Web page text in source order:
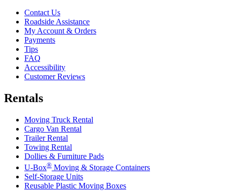
Contact Us
Roadside Assistance
My Account & Orders
Payments
Tips
FAQ
Accessibility
Customer Reviews
Rentals
Moving Truck Rental
Cargo Van Rental
Trailer Rental
Towing Rental
Dollies & Furniture Pads
U-Box® Moving & Storage Containers
Self-Storage Units
Reusable Plastic Moving Boxes